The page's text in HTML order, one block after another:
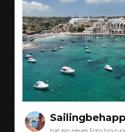
hat ein neues Foto